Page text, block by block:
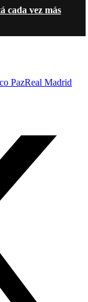
cada vez más
PazReal Madrid